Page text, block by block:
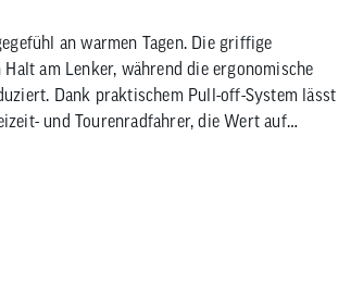
an warmen Tagen. Die griffige
am Lenker, während die ergonomische
Dank praktischem Pull-off-System lässt
und Tourenradfahrer, die Wert auf